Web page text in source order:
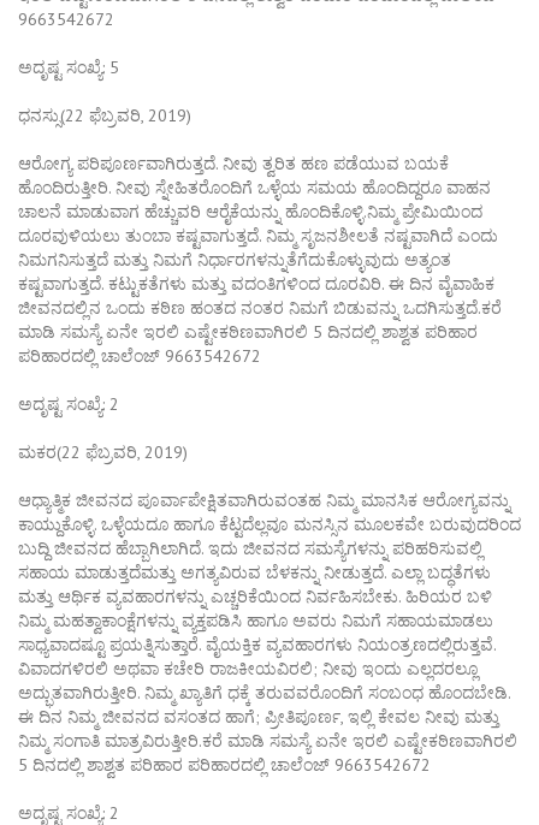
9663542672
ಅದೃಷ್ಟ ಸಂಖ್ಯೆ: 5
ಧನಸ್ಸು(22 ಫೆಬ್ರವರಿ, 2019)
ಆರೋಗ್ಯ ಪರಿಪೂರ್ಣವಾಗಿರುತ್ತದೆ. ನೀವು ತ್ವರಿತ ಹಣ ಪಡೆಯುವ ಬಯಕೆ
ಹೊಂದಿರುತ್ತೀರಿ. ನೀವು ಸ್ನೇಹಿತರೊಂದಿಗೆ ಒಳ್ಳೆಯ ಸಮಯ ಹೊಂದಿದ್ದರೂ ವಾಹನ
ಚಾಲನೆ ಮಾಡುವಾಗ ಹೆಚ್ಚುವರಿ ಆರೈಕೆಯನ್ನು ಹೊಂದಿಕೊಳ್ಳಿ.ನಿಮ್ಮ ಪ್ರೇಮಿಯಿಂದ
ದೂರವುಳಿಯಲು ತುಂಬಾ ಕಷ್ಟವಾಗುತ್ತದೆ. ನಿಮ್ಮ ಸೃಜನಶೀಲತೆ ನಷ್ಟವಾಗಿದೆ ಎಂದು
ನಿಮಗನಿಸುತ್ತದೆ ಮತ್ತು ನಿಮಗೆ ನಿರ್ಧಾರಗಳನ್ನುತೆಗೆದುಕೊಳ್ಳುವುದು ಅತ್ಯಂತ
ಕಷ್ಟವಾಗುತ್ತದೆ. ಕಟ್ಟುಕತೆಗಳು ಮತ್ತು ವದಂತಿಗಳಿಂದ ದೂರವಿರಿ. ಈ ದಿನ ವೈವಾಹಿಕ
ಜೀವನದಲ್ಲಿನ ಒಂದು ಕಠಿಣ ಹಂತದ ನಂತರ ನಿಮಗೆ ಬಿಡುವನ್ನು ಒದಗಿಸುತ್ತದೆ.ಕರೆ
ಮಾಡಿ ಸಮಸ್ಯೆ ಏನೇ ಇರಲಿ ಎಷ್ಟೇಕಠಿಣವಾಗಿರಲಿ 5 ದಿನದಲ್ಲಿ ಶಾಶ್ವತ ಪರಿಹಾರ
ಪರಿಹಾರದಲ್ಲಿ ಚಾಲೆಂಜ್ 9663542672
ಅದೃಷ್ಟ ಸಂಖ್ಯೆ: 2
ಮಕರ(22 ಫೆಬ್ರವರಿ, 2019)
ಆಧ್ಯಾತ್ಮಿಕ ಜೀವನದ ಪೂರ್ವಾಪೇಕ್ಷಿತವಾಗಿರುವಂತಹ ನಿಮ್ಮ ಮಾನಸಿಕ ಆರೋಗ್ಯವನ್ನು
ಕಾಯ್ದುಕೊಳ್ಳಿ. ಒಳ್ಳೆಯದೂ ಹಾಗೂ ಕೆಟ್ಟದೆಲ್ಲವೂ ಮನಸ್ಸಿನ ಮೂಲಕವೇ ಬರುವುದರಿಂದ
ಬುದ್ದಿ ಜೀವನದ ಹೆಬ್ಬಾಗಿಲಾಗಿದೆ. ಇದು ಜೀವನದ ಸಮಸ್ಯೆಗಳನ್ನು ಪರಿಹರಿಸುವಲ್ಲಿ
ಸಹಾಯ ಮಾಡುತ್ತದೆಮತ್ತು ಅಗತ್ಯವಿರುವ ಬೆಳಕನ್ನು ನೀಡುತ್ತದೆ. ಎಲ್ಲಾ ಬದ್ಧತೆಗಳು
ಮತ್ತು ಆರ್ಥಿಕ ವ್ಯವಹಾರಗಳನ್ನು ಎಚ್ಚರಿಕೆಯಿಂದ ನಿರ್ವಹಿಸಬೇಕು. ಹಿರಿಯರ ಬಳಿ
ನಿಮ್ಮ ಮಹತ್ವಾಕಾಂಕ್ಷೆಗಳನ್ನು ವ್ಯಕ್ತಪಡಿಸಿ ಹಾಗೂ ಅವರು ನಿಮಗೆ ಸಹಾಯಮಾಡಲು
ಸಾಧ್ಯವಾದಷ್ಟೂ ಪ್ರಯತ್ನಿಸುತ್ತಾರೆ. ವೈಯಕ್ತಿಕ ವ್ಯವಹಾರಗಳು ನಿಯಂತ್ರಣದಲ್ಲಿರುತ್ತವೆ.
ವಿವಾದಗಳಿರಲಿ ಅಥವಾ ಕಚೇರಿ ರಾಜಕೀಯವಿರಲಿ; ನೀವು ಇಂದು ಎಲ್ಲದರಲ್ಲೂ
ಅದ್ಭುತವಾಗಿರುತ್ತೀರಿ. ನಿಮ್ಮ ಖ್ಯಾತಿಗೆ ಧಕ್ಕೆ ತರುವವರೊಂದಿಗೆ ಸಂಬಂಧ ಹೊಂದಬೇಡಿ.
ಈ ದಿನ ನಿಮ್ಮ ಜೀವನದ ವಸಂತದ ಹಾಗೆ; ಪ್ರೀತಿಪೂರ್ಣ, ಇಲ್ಲಿ ಕೇವಲ ನೀವು ಮತ್ತು
ನಿಮ್ಮ ಸಂಗಾತಿ ಮಾತ್ರವಿರುತ್ತೀರಿ.ಕರೆ ಮಾಡಿ ಸಮಸ್ಯೆ ಏನೇ ಇರಲಿ ಎಷ್ಟೇಕಠಿಣವಾಗಿರಲಿ
5 ದಿನದಲ್ಲಿ ಶಾಶ್ವತ ಪರಿಹಾರ ಪರಿಹಾರದಲ್ಲಿ ಚಾಲೆಂಜ್ 9663542672
ಅದೃಷ್ಟ ಸಂಖ್ಯೆ: 2